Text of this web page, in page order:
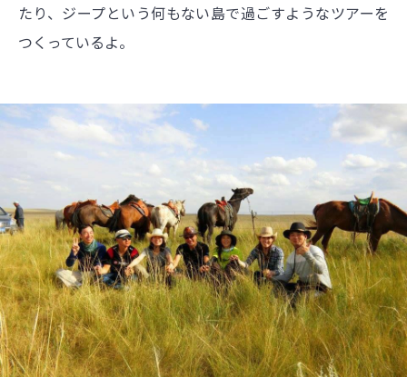
たり、ジープという何もない島で過ごすようなツアーを
つくっているよ。